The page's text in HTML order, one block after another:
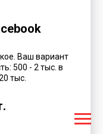
Ваш вариант
500 - 2 тыс. в
тыс.